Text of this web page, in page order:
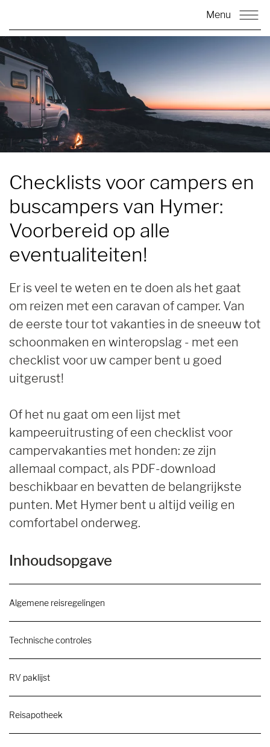
Menu
Checklists voor campers en
buscampers van Hymer:
Voorbereid op alle
eventualiteiten!
Er is veel te weten en te doen als het gaat
om reizen met een caravan of camper. Van
de eerste tour tot vakanties in de sneeuw tot
schoonmaken en winteropslag - met een
checklist voor uw camper bent u goed
uitgerust!
Of het nu gaat om een lijst met
kampeeruitrusting of een checklist voor
campervakanties met honden: ze zijn
allemaal compact, als PDF-download
beschikbaar en bevatten de belangrijkste
punten. Met Hymer bent u altijd veilig en
comfortabel onderweg.
Inhoudsopgave
Algemene reisregelingen
Technische controles
RV paklijst
Reisapotheek